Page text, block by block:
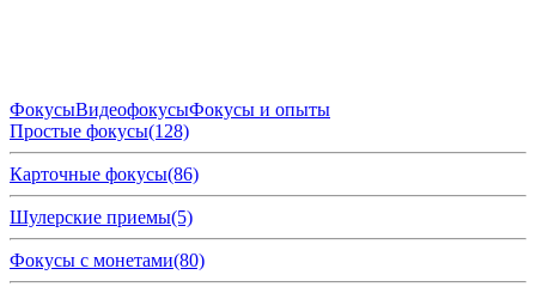
ФокусыВидеофокусыФокусы и опыты
Простые фокусы(128)
Карточные фокусы(86)
Шулерские приемы(5)
Фокусы с монетами(80)